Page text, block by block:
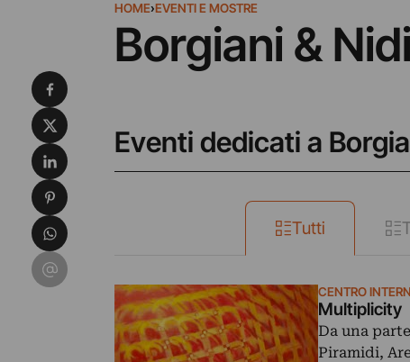
HOME›EVENTI E MOSTRE
Borgiani &
Eventi dedicati a
Tutti
CENTRO
Multiplicity
Da una
Piramidi,
Condividi su Facebook
Condividi su X
Condividi su LinkedIn
Condividi su Pinterest
Condividi su WhatsApp
Condividi su Email